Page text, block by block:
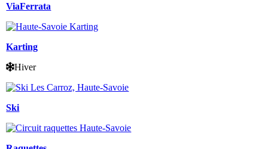
ViaFerrata
Karting
Hiver
Ski